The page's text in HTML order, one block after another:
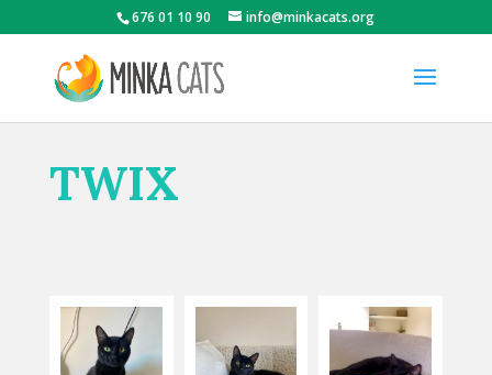
676 01 10 90 info@minkacats.org
TWIX